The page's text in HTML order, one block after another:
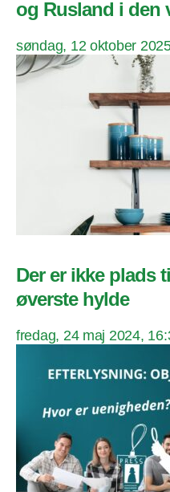
og Rusland i den
søndag, 12 oktober
Der er ikke plads
øverste hylde
fredag, 24 maj 2024,